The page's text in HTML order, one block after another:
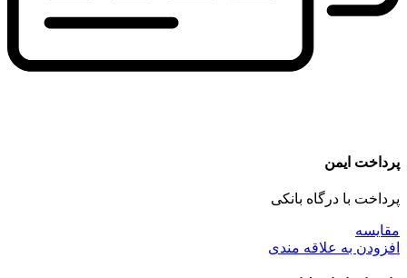
پرداخت ایمن
پرداخت با درگاه بانکی
مقايسه
افزودن به علاقه مندی